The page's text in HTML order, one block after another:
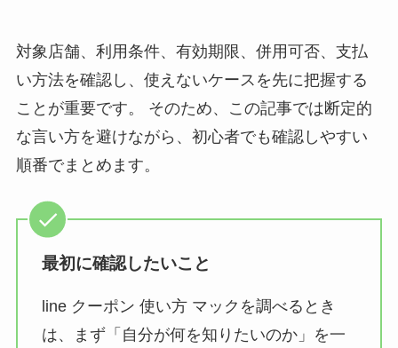
対象店舗、利用条件、有効期限、併用可否、支払
い方法を確認し、使えないケースを先に把握する
ことが重要です。 そのため、この記事では断定的
な言い方を避けながら、初心者でも確認しやすい
順番でまとめます。
最初に確認したいこと
line クーポン 使い方 マックを調べるとき
は、まず「自分が何を知りたいのか」を一